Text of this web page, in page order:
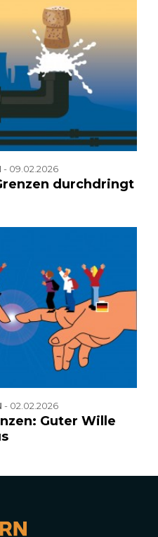
- 09.02.2026
durchdringt
- 02.02.2026
Guter Wille